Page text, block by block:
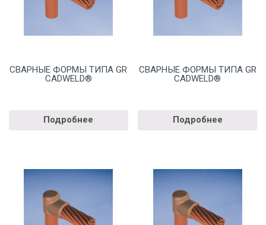
СВАРНЫЕ ФОРМЫ ТИПА GR
CADWELD®
Подробнее
СВАРНЫЕ ФОРМЫ ТИПА GR
CADWELD®
Подробнее